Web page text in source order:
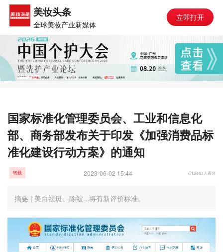
美妆头条
全球美妆产业新媒体
立即打开
国家标准化管理委员会、工业和信息化
部、商务部发布关于印发《加强消费品标
准化建设行动方案》的通知
转载 2023-06-02 15:44 15463人看过
摘要 | 美白祛斑、除皱...将有新评价标准。